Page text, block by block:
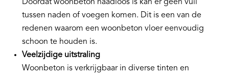
Doordat woonbeton naadloos is kan er geen vuil
tussen naden of voegen komen. Dit is een van de
redenen waarom een woonbeton vloer eenvoudig
schoon te houden is.
Veelzijdige uitstraling
Woonbeton is verkrijgbaar in diverse tinten en